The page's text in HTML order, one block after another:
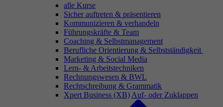
alle Kurse
Sicher auftreten & präsentieren
Kommunizieren & verhandeln
Führungskräfte & Team
Coaching & Selbstmanagement
Berufliche Orientierung & Selbstständigkeit
Marketing & Social Media
Lern- & Arbeitstechniken
Rechnungswesen & BWL
Rechtschreibung & Grammatik
Xpert Business (XB) Auf- oder Zuklappen